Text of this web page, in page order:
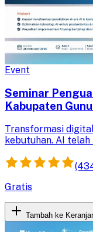
Event
Seminar
Kabupaten
Transformasi
kebutuhan. AI
Gratis
Tambah ke